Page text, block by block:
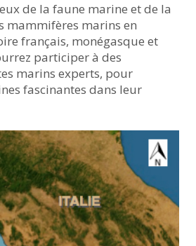
de la faune marine et de la
mammifères marins en
français, monégasque et
participer à des
marins experts, pour
fascinantes dans leur